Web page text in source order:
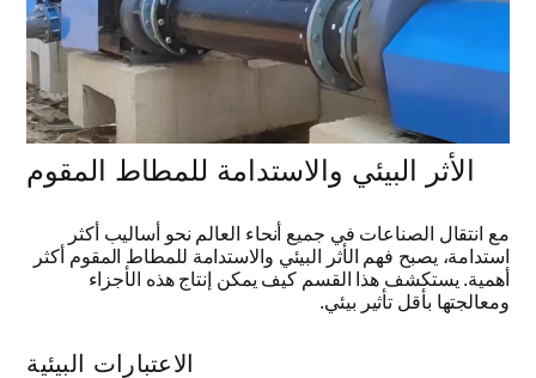
الأثر البيئي والاستدامة للمطاط المقوم
مع انتقال الصناعات في جميع أنحاء العالم نحو أساليب أكثر
استدامة، يصبح فهم الأثر البيئي والاستدامة للمطاط المقوم أكثر
أهمية. يستكشف هذا القسم كيف يمكن إنتاج هذه الأجزاء
ومعالجتها بأقل تأثير بيئي.
الاعتبارات البيئية